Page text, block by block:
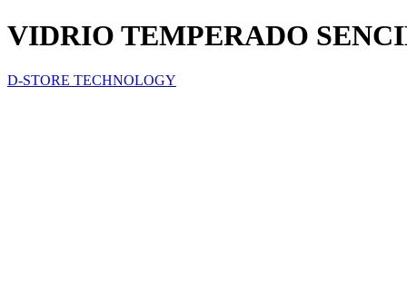
VIDRIO TEMPERADO
D-STORE TECHNOLOGY